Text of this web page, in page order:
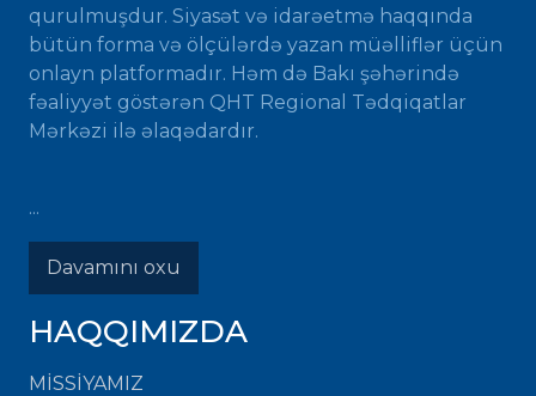
qurulmuşdur. Siyasət və idarəetmə haqqında
bütün forma və ölçülərdə yazan müəlliflər üçün
onlayn platformadır. Həm də Bakı şəhərində
fəaliyyət göstərən QHT Regional Tədqiqatlar
Mərkəzi ilə əlaqədardır.
...
Davamını oxu
HAQQIMIZDA
MISSIYAMIZ